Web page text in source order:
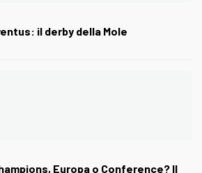
il derby della Mole
Europa o Conference? Il